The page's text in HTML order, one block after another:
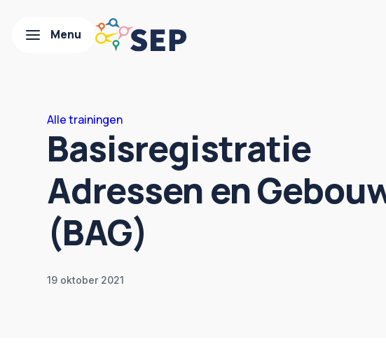
Alle trainingen
Basisregistratie
Adressen en
(BAG)
19 oktober 2021